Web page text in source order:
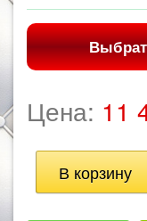
Цена: 11